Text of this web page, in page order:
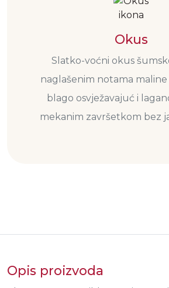
Okus
Slatko-voćni okus
naglašenim notama maline
blago osvježavajuć i
mekanim završetkom bez
Opis proizvoda